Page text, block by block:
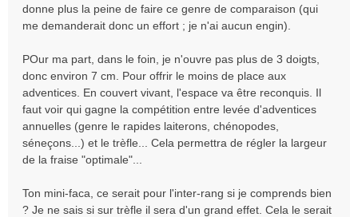
donne plus la peine de faire ce genre de comparaison (qui
me demanderait donc un effort ; je n'ai aucun engin).
POur ma part, dans le foin, je n'ouvre pas plus de 3 doigts,
donc environ 7 cm. Pour offrir le moins de place aux
adventices. En couvert vivant, l'espace va être reconquis. Il
faut voir qui gagne la compétition entre levée d'adventices
annuelles (genre le rapides laiterons, chénopodes,
séneçons...) et le trèfle... Cela permettra de régler la largeur
de la fraise "optimale"...
Ton mini-faca, ce serait pour l'inter-rang si je comprends bien
? Je ne sais si sur trèfle il sera d'un grand effet. Cela le serait